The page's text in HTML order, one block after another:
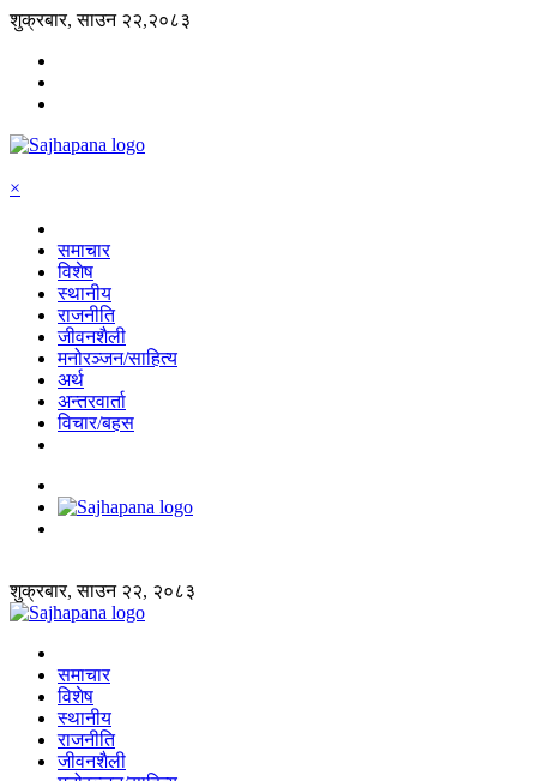
शुक्रबार, साउन २२,२०८३
×
समाचार
विशेष
स्थानीय
राजनीति
जीवनशैली
मनोरञ्जन/साहित्य
अर्थ
अन्तरवार्ता
विचार/बहस
शुक्रबार, साउन २२, २०८३
समाचार
विशेष
स्थानीय
राजनीति
जीवनशैली